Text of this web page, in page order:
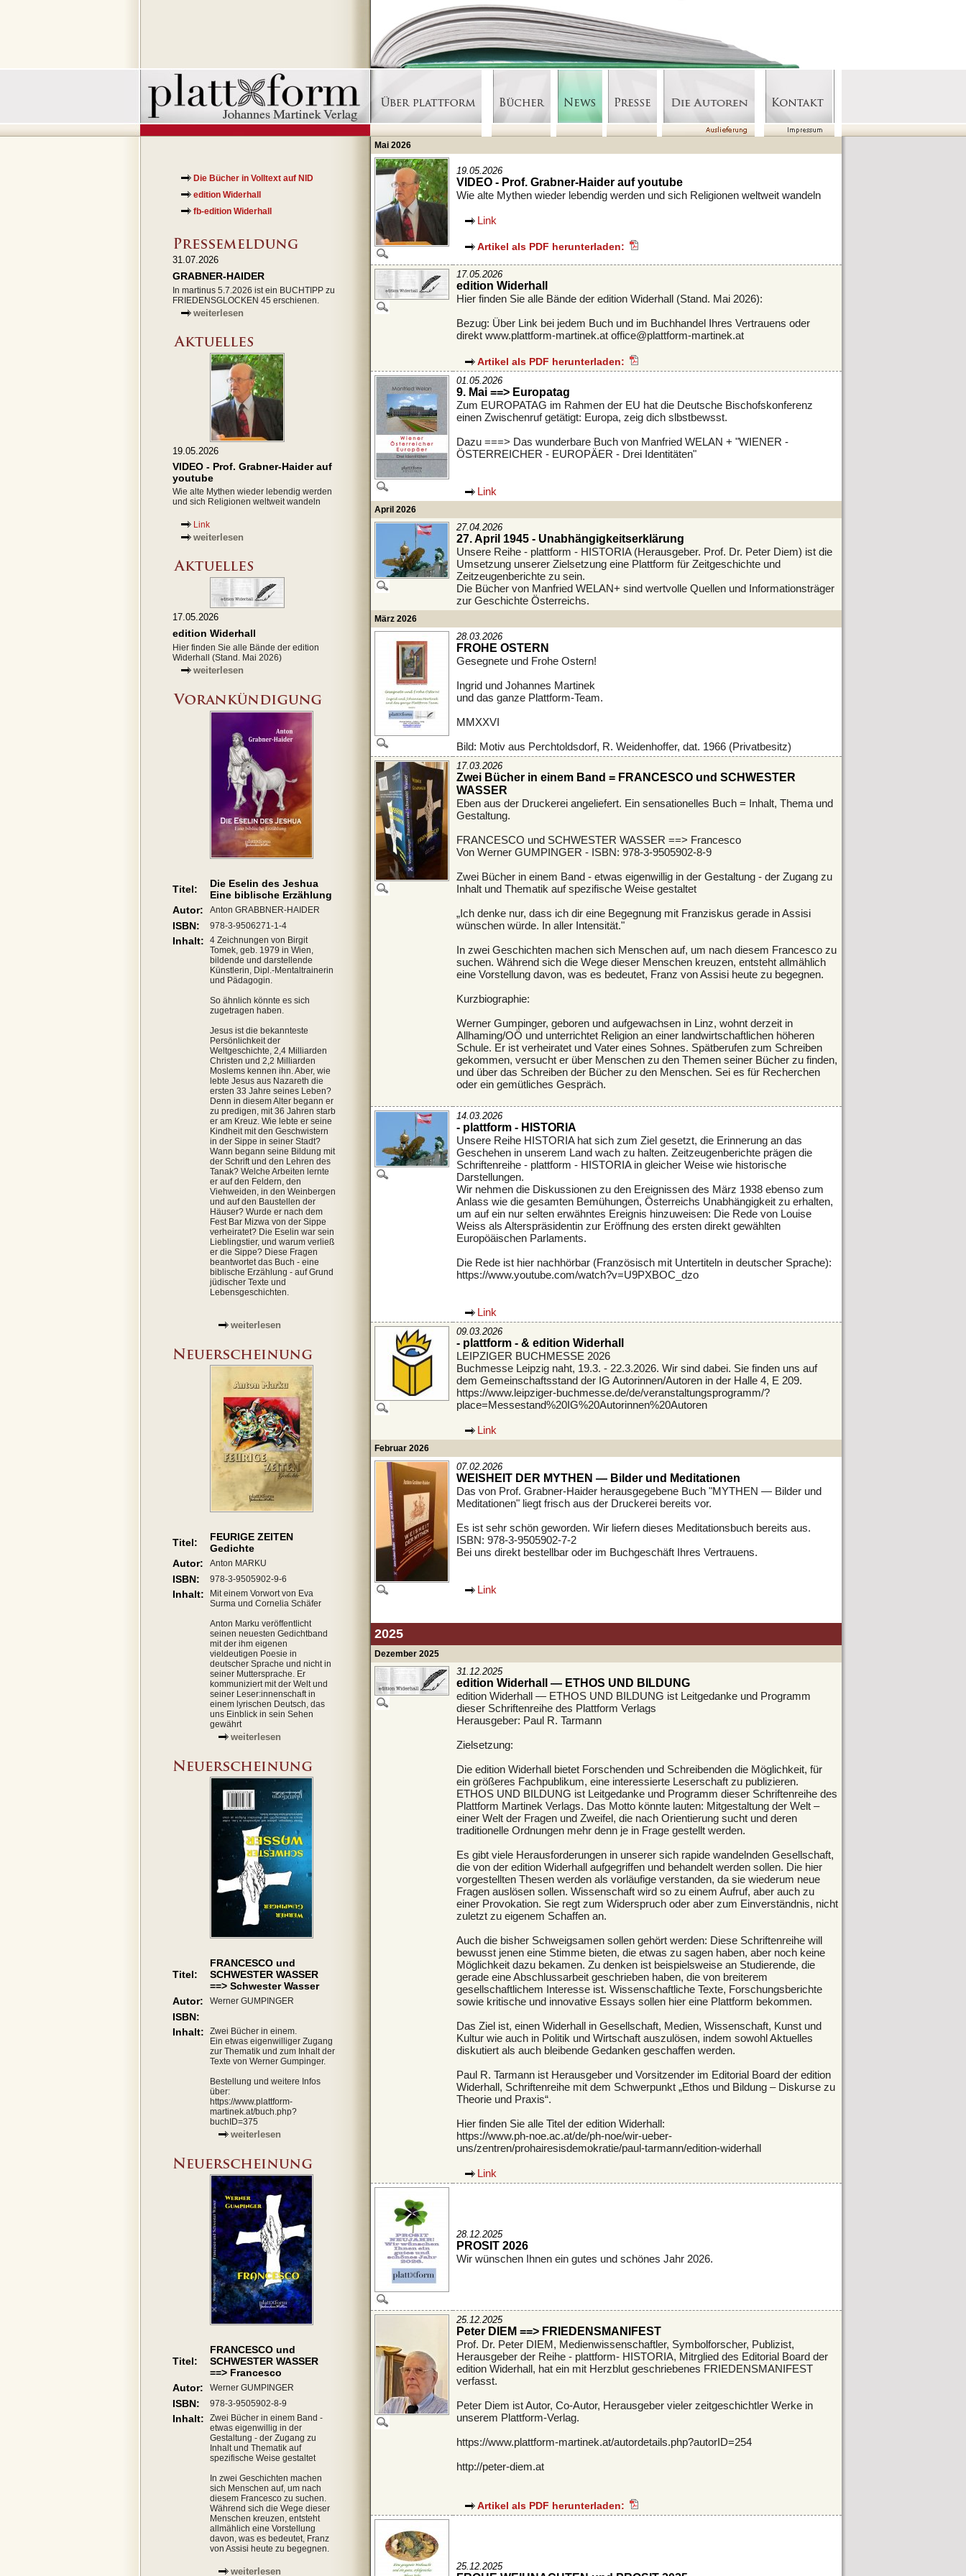
Die Bücher in Volltext auf NID
edition Widerhall
fb-edition Widerhall
31.07.2026
GRABNER-HAIDER
In martinus 5.7.2026 ist ein BUCHTIPP zu
FRIEDENSGLOCKEN 45 erschienen.
weiterlesen
19.05.2026
VIDEO - Prof. Grabner-Haider auf
youtube
Wie alte Mythen wieder lebendig werden
und sich Religionen weltweit wandeln
Link
weiterlesen
17.05.2026
edition Widerhall
Hier finden Sie alle Bände der edition
Widerhall (Stand. Mai 2026)
weiterlesen
Titel:
Die Eselin des Jeshua
Eine biblische Erzählung
Autor:
Anton GRABBNER-HAIDER
ISBN: 978-3-9506271-1-4
Inhalt:
4 Zeichnungen von Birgit
Tomek, geb. 1979 in Wien,
bildende und darstellende
Künstlerin, Dipl.-Mentaltrainerin
und Pädagogin.
So ähnlich könnte es sich
zugetragen haben.
Jesus ist die bekannteste
Persönlichkeit der
Weltgeschichte, 2,4 Milliarden
Christen und 2,2 Milliarden
Moslems kennen ihn. Aber, wie
lebte Jesus aus Nazareth die
ersten 33 Jahre seines Leben?
Denn in diesem Alter begann er
zu predigen, mit 36 Jahren starb
er am Kreuz. Wie lebte er seine
Kindheit mit den Geschwistern
in der Sippe in seiner Stadt?
Wann begann seine Bildung mit
der Schrift und den Lehren des
Tanak? Welche Arbeiten lernte
er auf den Feldern, den
Viehweiden, in den Weinbergen
und auf den Baustellen der
Häuser? Wurde er nach dem
Fest Bar Mizwa von der Sippe
verheiratet? Die Eselin war sein
Lieblingstier, und warum verließ
er die Sippe? Diese Fragen
beantwortet das Buch - eine
biblische Erzählung - auf Grund
jüdischer Texte und
Lebensgeschichten.
weiterlesen
Titel:
FEURIGE ZEITEN
Gedichte
Autor:
Anton MARKU
ISBN: 978-3-9505902-9-6
Inhalt:
Mit einem Vorwort von Eva
Surma und Cornelia Schäfer
Anton Marku veröffentlicht
seinen neuesten Gedichtband
mit der ihm eigenen
vieldeutigen Poesie in
deutscher Sprache und nicht in
seiner Muttersprache. Er
kommuniziert mit der Welt und
seiner Leser:innenschaft in
einem lyrischen Deutsch, das
uns Einblick in sein Sehen
gewährt
weiterlesen
Titel:
FRANCESCO und
SCHWESTER WASSER
==> Schwester Wasser
Autor:
Werner GUMPINGER
ISBN:
Inhalt:
Zwei Bücher in einem.
Ein etwas eigenwilliger Zugang
zur Thematik und zum Inhalt der
Texte von Werner Gumpinger.
Bestellung und weitere Infos
über:
https://www.plattform-
martinek.at/buch.php?
buchID=375
weiterlesen
Titel:
FRANCESCO und
SCHWESTER WASSER
==> Francesco
Autor:
Werner GUMPINGER
ISBN: 978-3-9505902-8-9
Inhalt:
Zwei Bücher in einem Band -
etwas eigenwillig in der
Gestaltung - der Zugang zu
Inhalt und Thematik auf
spezifische Weise gestaltet
In zwei Geschichten machen
sich Menschen auf, um nach
diesem Francesco zu suchen.
Während sich die Wege dieser
Menschen kreuzen, entsteht
allmählich eine Vorstellung
davon, was es bedeutet, Franz
von Assisi heute zu begegnen.
weiterlesen
Mai 2026
19.05.2026
VIDEO - Prof. Grabner-Haider auf youtube
Wie alte Mythen wieder lebendig werden und sich Religionen weltweit wandeln
Link
Artikel als PDF herunterladen:
17.05.2026
edition Widerhall
Hier finden Sie alle Bände der edition Widerhall (Stand. Mai 2026):
Bezug: Über Link bei jedem Buch und im Buchhandel Ihres Vertrauens oder
direkt www.plattform-martinek.at office@plattform-martinek.at
Artikel als PDF herunterladen:
01.05.2026
9. Mai ==> Europatag
Zum EUROPATAG im Rahmen der EU hat die Deutsche Bischofskonferenz
einen Zwischenruf getätigt: Europa, zeig dich slbstbewsst.
Dazu ===> Das wunderbare Buch von Manfried WELAN + "WIENER -
ÖSTERREICHER - EUROPÄER - Drei Identitäten"
Link
April 2026
27.04.2026
27. April 1945 - Unabhängigkeitserklärung
Unsere Reihe - plattform - HISTORIA (Herausgeber. Prof. Dr. Peter Diem) ist die
Umsetzung unserer Zielsetzung eine Plattform für Zeitgeschichte und
Zeitzeugenberichte zu sein.
Die Bücher von Manfried WELAN+ sind wertvolle Quellen und Informationsträger
zur Geschichte Österreichs.
März 2026
28.03.2026
FROHE OSTERN
Gesegnete und Frohe Ostern!
Ingrid und Johannes Martinek
und das ganze Plattform-Team.
MMXXVI
Bild: Motiv aus Perchtoldsdorf, R. Weidenhoffer, dat. 1966 (Privatbesitz)
17.03.2026
Zwei Bücher in einem Band = FRANCESCO und SCHWESTER
WASSER
Eben aus der Druckerei angeliefert. Ein sensationelles Buch = Inhalt, Thema und
Gestaltung.
FRANCESCO und SCHWESTER WASSER ==> Francesco
Von Werner GUMPINGER - ISBN: 978-3-9505902-8-9
Zwei Bücher in einem Band - etwas eigenwillig in der Gestaltung - der Zugang zu
Inhalt und Thematik auf spezifische Weise gestaltet
„Ich denke nur, dass ich dir eine Begegnung mit Franziskus gerade in Assisi
wünschen würde. In aller Intensität."
In zwei Geschichten machen sich Menschen auf, um nach diesem Francesco zu
suchen. Während sich die Wege dieser Menschen kreuzen, entsteht allmählich
eine Vorstellung davon, was es bedeutet, Franz von Assisi heute zu begegnen.
Kurzbiographie:
Werner Gumpinger, geboren und aufgewachsen in Linz, wohnt derzeit in
Allhaming/OÖ und unterrichtet Religion an einer landwirtschaftlichen höheren
Schule. Er ist verheiratet und Vater eines Sohnes. Spätberufen zum Schreiben
gekommen, versucht er über Menschen zu den Themen seiner Bücher zu finden,
und über das Schreiben der Bücher zu den Menschen. Sei es für Recherchen
oder ein gemütliches Gespräch.
14.03.2026
- plattform - HISTORIA
Unsere Reihe HISTORIA hat sich zum Ziel gesetzt, die Erinnerung an das
Geschehen in unserem Land wach zu halten. Zeitzeugenberichte prägen die
Schriftenreihe - plattform - HISTORIA in gleicher Weise wie historische
Darstellungen.
Wir nehmen die Diskussionen zu den Ereignissen des März 1938 ebenso zum
Anlass wie die gesamten Bemühungen, Österreichs Unabhängigkeit zu erhalten,
um auf ein nur selten erwähntes Ereignis hinzuweisen: Die Rede von Louise
Weiss als Alterspräsidentin zur Eröffnung des ersten direkt gewählten
Europöäischen Parlaments.
Die Rede ist hier nachhörbar (Französisch mit Untertiteln in deutscher Sprache):
https://www.youtube.com/watch?v=U9PXBOC_dzo
Link
09.03.2026
- plattform - & edition Widerhall
LEIPZIGER BUCHMESSE 2026
Buchmesse Leipzig naht, 19.3. - 22.3.2026. Wir sind dabei. Sie finden uns auf
dem Gemeinschaftsstand der IG Autorinnen/Autoren in der Halle 4, E 209.
https://www.leipziger-buchmesse.de/de/veranstaltungsprogramm/?
place=Messestand%20IG%20Autorinnen%20Autoren
Link
Februar 2026
07.02.2026
WEISHEIT DER MYTHEN — Bilder und Meditationen
Das von Prof. Grabner-Haider herausgegebene Buch "MYTHEN — Bilder und
Meditationen" liegt frisch aus der Druckerei bereits vor.
Es ist sehr schön geworden. Wir liefern dieses Meditationsbuch bereits aus.
ISBN: 978-3-9505902-7-2
Bei uns direkt bestellbar oder im Buchgeschäft Ihres Vertrauens.
Link
2025
Dezember 2025
31.12.2025
edition Widerhall — ETHOS UND BILDUNG
edition Widerhall — ETHOS UND BILDUNG ist Leitgedanke und Programm
dieser Schriftenreihe des Plattform Verlags
Herausgeber: Paul R. Tarmann
Zielsetzung:
Die edition Widerhall bietet Forschenden und Schreiben­den die Möglichkeit, für
ein größeres Fachpublikum, eine interessierte Leserschaft zu publizieren.
ETHOS UND BILDUNG ist Leitgedanke und Programm dieser Schriftenreihe des
Plattform Martinek Verlags. Das Motto könnte lauten: Mitgestaltung der Welt –
einer Welt der Fragen und Zweifel, die nach Orientierung sucht und deren
traditionelle Ordnungen mehr denn je in Frage gestellt werden.
Es gibt viele Herausforderungen in unserer sich rapide wandelnden Gesellschaft,
die von der edition Widerhall aufgegriffen und behandelt werden sollen. Die hier
vorgestellten Thesen werden als vorläufige verstanden, da sie wiederum neue
Fragen auslösen sollen. Wissenschaft wird so zu einem Aufruf, aber auch zu
einer Provokation. Sie regt zum Widerspruch oder aber zum Einverständnis, nicht
zuletzt zu eigenem Schaffen an.
Auch die bisher Schweigsamen sollen gehört werden: Diese Schriftenreihe will
bewusst jenen eine Stimme bieten, die etwas zu sagen haben, aber noch keine
Möglichkeit dazu bekamen. Zu denken ist beispielsweise an Studierende, die
gerade eine Abschlussarbeit geschrieben haben, die von breiterem
gesellschaftlichem Interesse ist. Wissenschaftliche Texte, Forschungsberichte
sowie kritische und innovative Essays sollen hier eine Plattform bekommen.
Das Ziel ist, einen Widerhall in Gesellschaft, Medien, Wissenschaft, Kunst und
Kultur wie auch in Politik und Wirtschaft auszulösen, indem sowohl Aktuelles
diskutiert als auch bleibende Gedanken geschaffen werden.
Paul R. Tarmann ist Herausgeber und Vorsitzender im Editorial Board der edition
Widerhall, Schriftenreihe mit dem Schwerpunkt „Ethos und Bildung – Diskurse zu
Theorie und Praxis“.
Hier finden Sie alle Titel der edition Widerhall:
https://www.ph-noe.ac.at/de/ph-noe/wir-ueber-
uns/zentren/prohairesisdemokratie/paul-tarmann/edition-widerhall
Link
28.12.2025
PROSIT 2026
Wir wünschen Ihnen ein gutes und schönes Jahr 2026.
25.12.2025
Peter DIEM ==> FRIEDENSMANIFEST
Prof. Dr. Peter DIEM, Medienwissenschaftler, Symbolforscher, Publizist,
Herausgeber der Reihe - plattform- HISTORIA, Mitrglied des Editorial Board der
edition Widerhall, hat ein mit Herzblut geschriebenes FRIEDENSMANIFEST
verfasst.
Peter Diem ist Autor, Co-Autor, Herausgeber vieler zeitgeschichtler Werke in
unserem Plattform-Verlag.
https://www.plattform-martinek.at/autordetails.php?autorID=254
http://peter-diem.at
Artikel als PDF herunterladen:
25.12.2025